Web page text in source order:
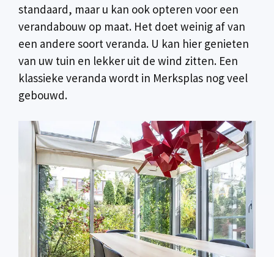
standaard, maar u kan ook opteren voor een
verandabouw op maat. Het doet weinig af van
een andere soort veranda. U kan hier genieten
van uw tuin en lekker uit de wind zitten. Een
klassieke veranda wordt in Merksplas nog veel
gebouwd.